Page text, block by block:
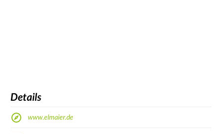
Details
www.elmaier.de